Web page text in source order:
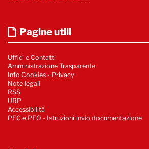
Pagine utili
Uffici e Contatti
Amministrazione Trasparente
Info Cookies - Privacy
Note legali
RSS
URP
Accessibilità
PEC e PEO - Istruzioni invio documentazione